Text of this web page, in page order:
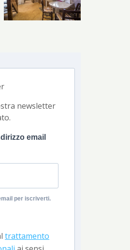
newsletter
email
per iscriverti.
trattamento